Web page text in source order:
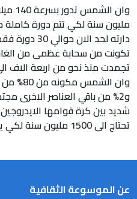
وان
دارته لحد
تكونت من سحابة عظمى من
تجمدت منذ نحو من اربعة
و2% من باقي العناصر
شديد بين كرة قوامها
تحتاج الى 1500 مليون سنة لكي يتم ذلك
عن الموسوعة الثقافية